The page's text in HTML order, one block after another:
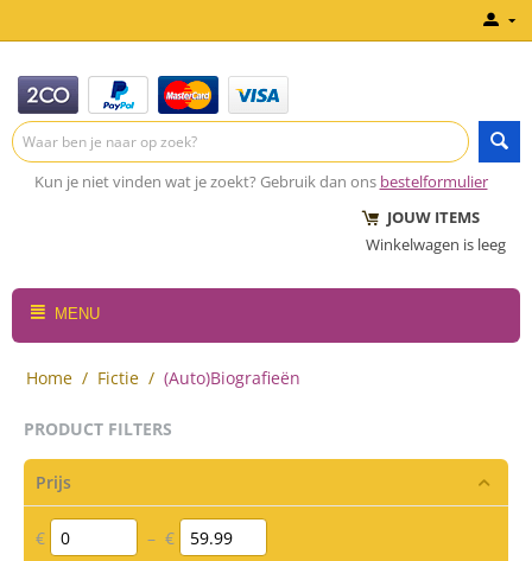
Kun je niet vinden wat je zoekt? Gebruik dan ons bestelformulier
JOUW ITEMS
Winkelwagen is leeg
MENU
Home / Fictie / (Auto)Biografieën
PRODUCT FILTERS
Prijs
€ – €